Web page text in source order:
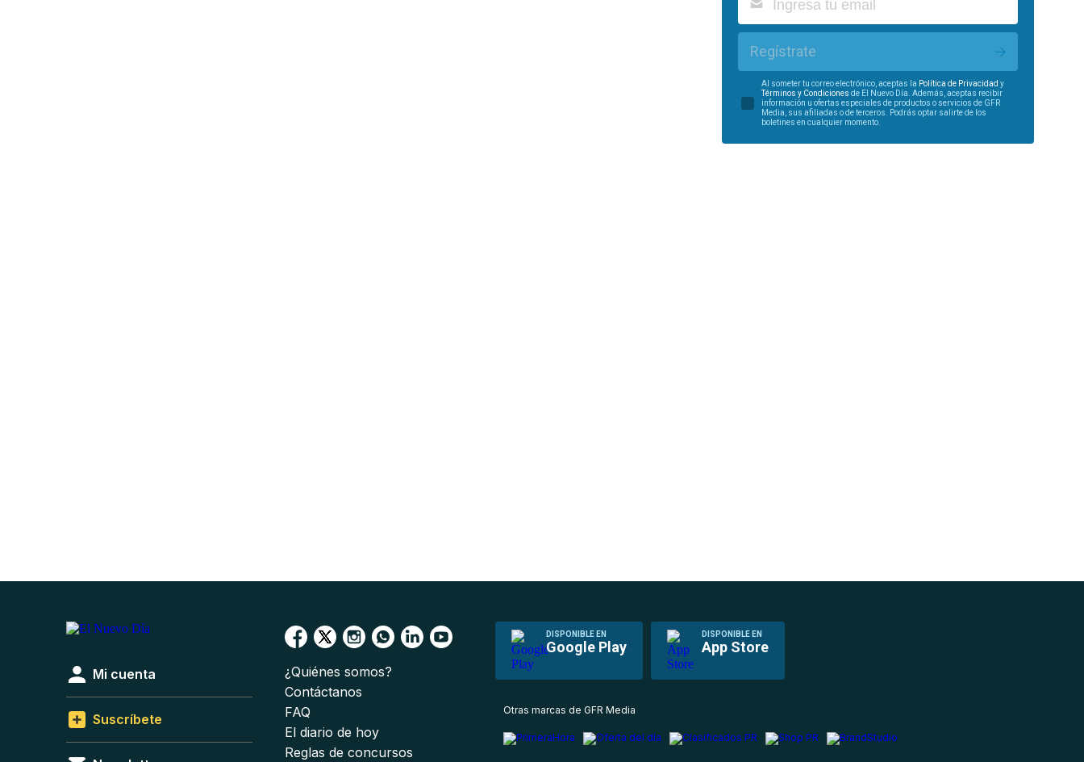
Regístrate
Al someter tu correo electrónico, aceptas la Política de Privacidad y
Términos y Condiciones de El Nuevo Día. Además, aceptas recibir
información u ofertas especiales de productos o servicios de GFR
Media, sus afiliadas o de terceros. Podrás optar salirte de los
boletines en cualquier momento.
DISPONIBLE EN
Google Play
DISPONIBLE EN
App Store
Mi cuenta
Suscríbete
¿Quiénes somos?
Contáctanos
FAQ
El diario de hoy
Reglas de concursos
Otras marcas de GFR Media